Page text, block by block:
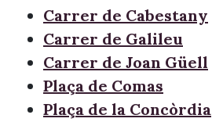
Carrer de Cabestany
Carrer de Galileu
Carrer de Joan Güell
Plaça de Comas
Plaça de la Concòrdia